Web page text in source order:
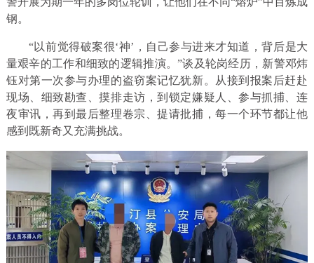
钢。
“以前觉得破案很‘神’，自己参与进来才知道，背后是大
量艰辛的工作和细致的逻辑推演。”谈及轮岗经历，新警邓炜
钰对第一次参与办理的盗窃案记忆犹新。从接到报案后赶赴
现场、细致勘查、摸排走访，到锁定嫌疑人、参与抓捕、连
夜审讯，再到最后整理卷宗、提请批捕，每一个环节都让他
感到既新奇又充满挑战。